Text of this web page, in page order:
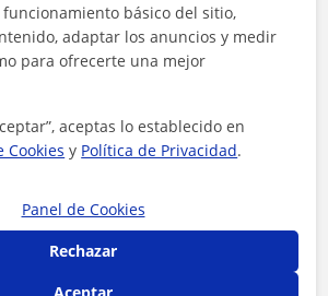
Contactar ahora
básico del sitio,
adaptar los anuncios y medir
para ofrecerte una mejor
aceptas lo establecido en
Cookies y Política de Privacidad.
Panel de Cookies
Rechazar